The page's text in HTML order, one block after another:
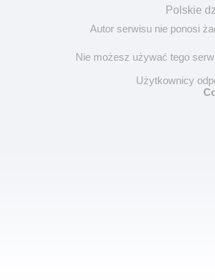
Polskie
Autor serwisu nie ponosi
Nie możesz używać tego
Użytkownicy